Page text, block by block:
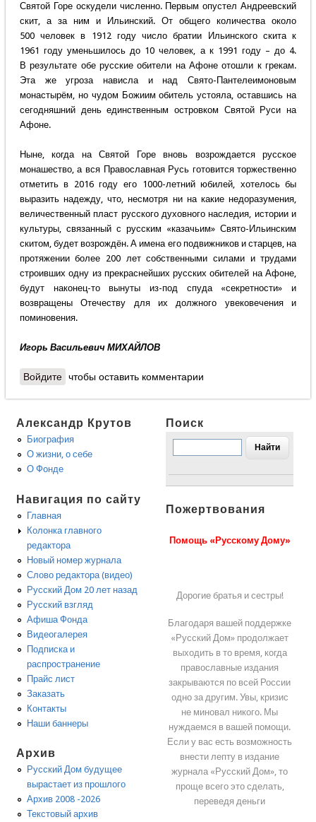
Святой Горе оскудели численно. Первым опустел Андреевский
скит, а за ним и Ильинский. От общего количества около
500 человек в 1912 году число братии Ильинского скита к
1961 году уменьшилось до 10 человек, а к 1991 году – до 4.
В результате обе русские обители на Афоне отошли к грекам.
Эта же угроза нависла и над Свято-Пантелеимоновым
монастырём, но чудом Божиим обитель устояла, оставшись на
сегодняшний день единственным островком Святой Руси на
Афоне.
Ныне, когда на Святой Горе вновь возрождается русское
монашество, а вся Православная Русь готовится торжественно
отметить в 2016 году его 1000-летний юбилей, хотелось бы
выразить надежду, что, несмотря ни на какие недоразумения,
величественный пласт русского духовного наследия, истории и
культуры, связанный с русским «казачьим» Свято-Ильинским
скитом, будет возрождён. А имена его подвижников и старцев, на
протяжении более 200 лет собственными силами и трудами
строивших одну из прекраснейших русских обителей на Афоне,
будут наконец-то вынуты из-под спуда «секретности» и
возвращены Отечеству для их должного увековечения и
поминовения.
Игорь Васильевич МИХАЙЛОВ
Войдите чтобы оставить комментарии
Александр Крутов
Биография
О жизни, о себе
О Фонде
Навигация по сайту
Главная
Колонка главного
редактора
Новый номер журнала
Слово редактора (видео)
Русский Дом 20 лет назад
Русский взгляд
Афиша Фонда
Видеогалерея
Подписка и
распространение
Прайс лист
Заказать
Контакты
Наши баннеры
Архив
Русский Дом будущее
вырастает из прошлого
Архив 2008 -2026
Текстовый архив
Поиск
Пожертвования
Помощь «Русскому Дому»
Дорогие братья и сестры!
Благодаря вашей поддержке
«Русский Дом» продолжает
выходить в то время, когда
православные издания
закрываются по всей России
одно за другим. Увы, кризис
не миновал никого. Мы
нуждаемся в вашей помощи.
Если у вас есть возможность
внести лепту в издание
журнала «Русский Дом», то
проще всего это сделать,
переведя деньги